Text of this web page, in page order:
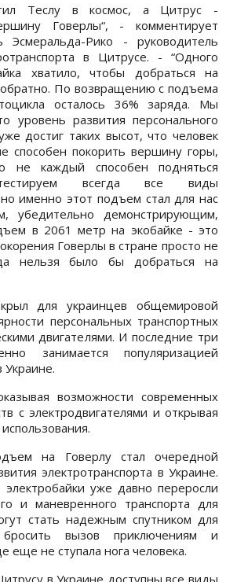
Теслу в космос, а Цитрус -
Говерлы“, - комментирует
Эсмеральда-Рико - руководитель
в Цитрусе. - “Одного
хватило, чтобы добраться на
По возвращению с подъема
осталось 36% заряда. Мы
уровень развития персонального
достиг таких высот, что человек
способен покорить вершину горы,
не каждый способен подняться
всегда все виды
но именно этот подъем стал для нас
убедительно демонстрирующим,
в 2061 метр на экобайке - это
Говерлы в стране просто не
нельзя было бы добраться на
для украинцев общемировой
персональных транспортных
двигателями. И последние три
занимается популяризацией
Украине.
возможности современных
с электродвигателями и открывая
на Говерлу стал очередной
электротранспорта в Украине.
уже давно переросли
и маневренного транспорта для
стать надежным спутником для
вызов приключениям и
еще не ступала нога человека.
в Украине доступны все виды